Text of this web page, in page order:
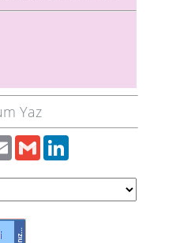
Yaz
EmailGmail